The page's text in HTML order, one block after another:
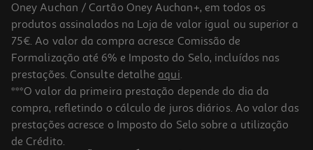
Carregador 1 Usba 12w Qilive 600183081 Csr Br Usba-8pin Mfi
24.99 €/un
24,99 €
Oney Auchan / Cartão Oney Auchan+, em todos os
produtos assinalados na Loja de valor igual ou superior a
75€. Ao valor da compra acresce Comissão de
Formalização até 6% e Imposto do Selo, incluídos nas
prestações. Consulte detalhe aqui.
***O valor da primeira prestação depende do dia da
compra, refletindo o cálculo de juros diários. Ao valor das
prestações acresce o Imposto do Selo sobre a utilização
de Crédito.